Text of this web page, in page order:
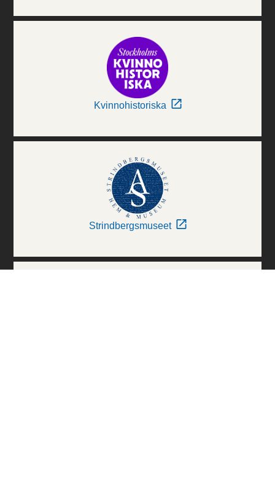
Kvinnohistoriska
Strindbergsmuseet